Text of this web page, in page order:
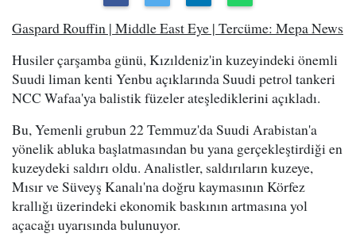
Gaspard Rouffin | Middle East Eye | Tercüme: Mepa News
Husiler çarşamba günü, Kızıldeniz'in kuzeyindeki önemli
Suudi liman kenti Yenbu açıklarında Suudi petrol tankeri
NCC Wafaa'ya balistik füzeler ateşlediklerini açıkladı.
Bu, Yemenli grubun 22 Temmuz'da Suudi Arabistan'a
yönelik abluka başlatmasından bu yana gerçekleştirdiği en
kuzeydeki saldırı oldu. Analistler, saldırıların kuzeye,
Mısır ve Süveyş Kanalı'na doğru kaymasının Körfez
krallığı üzerindeki ekonomik baskının artmasına yol
açacağı uyarısında bulunuyor.